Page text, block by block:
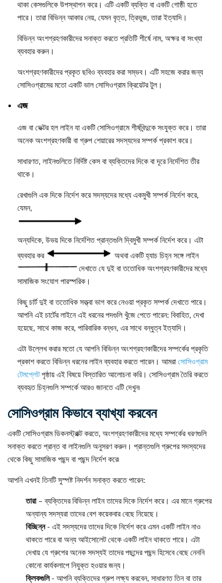
থাকা কেসগুলিকে উপস্থাপন করে। এটি একটি ব্যক্তি বা একটি গোষ্ঠী হতে
পারে। তারা বিভিন্ন আকার নেয়, যেমন বৃত্ত, ত্রিভুজ, তারা ইত্যাদি।
বিভিন্ন অংশগ্রহণকারীদের সনাক্ত করতে প্রতিটি শীর্ষে নাম, অক্ষর বা সংখ্যা
ব্যবহার করুন।
অংশগ্রহণকারীদের প্রকৃত ছবিও ব্যবহার করা সম্ভব। এটি সহজে করার জন্য
সোসিওগ্রামের মতো একটি ভাল সোসিওগ্রাম ক্রিয়েটর টুল।
এজ
এজ বা ভেক্টর হল লাইন যা একটি সোসিওগ্রামে শীর্ষবিন্দুকে সংযুক্ত করে। তারা
অনেক অংশগ্রহণকারী বা গ্রুপ শেয়ারের সদস্যদের সম্পর্ক প্রকাশ করে।
সাধারণত, লাইনগুলিতে নির্দিষ্ট কেস বা ব্যক্তিদের দিকে বা দূরে নির্দেশিত তীর
থাকে।
রেখাগুলি এক দিকে নির্দেশ করে সদস্যদের মধ্যে একমুখী সম্পর্ক নির্দেশ করে,
যেমন,
অন্যদিকে, উভয় দিকে নির্দেশিত প্রান্তগুলি দ্বিমুখী সম্পর্ক নির্দেশ করে। এটা
ব্যবহার কর
অথবা একটি হ্যাচ চিহ্ন সঙ্গে লাইন
দেখাতে যে দুই বা ততোধিক অংশগ্রহণকারীদের মধ্যে
সামাজিক সংযোগ পারস্পরিক।
কিছু ​​চার্ট দুই বা ততোধিক সত্ত্বা ভাগ করে নেওয়া প্রকৃত সম্পর্ক দেখাতে পারে।
আপনি এই চার্টের লাইনে এই ধরনের পদগুলি খুঁজে পেতে পারেন: বিবাহিত, দেখা
হয়েছে, সাথে কাজ করে, পারিবারিক বন্ধন, এর সাথে বন্ধুত্ব ইত্যাদি।
এটা উল্লেখ করার মতো যে আপনি বিভিন্ন অংশগ্রহণকারীদের সম্পর্কের প্রকৃতি
প্রকাশ করতে বিভিন্ন ধরনের লাইন ব্যবহার করতে পারেন। আমরা সোসিওগ্রাম
টেমপ্লেটপৃষ্ঠায় এই বিষয়ে বিস্তারিত আলোচনা করি। সোসিওগ্রাম তৈরি করতে
ব্যবহৃত চিহ্নগুলি সম্পর্কে আরও জানতে এটি দেখুন৷
সোসিওগ্রাম কিভাবে ব্যাখ্যা করবেন
একটি সোসিওগ্রাম ডিকনস্ট্রাক্ট করতে, অংশগ্রহণকারীদের মধ্যে সম্পর্কের ধরণগুলি
সনাক্ত করতে প্রান্ত বা লাইনগুলি অনুসরণ করুন। প্রান্তগুলি গ্রুপের সদস্যদের
থেকে কিছু সামাজিক পছন্দ বা পছন্দ নির্দেশ করে৷
আপনি এখনই তিনটি সুস্পষ্ট নিদর্শন সনাক্ত করতে পারেন:
তারা– ব্যক্তিদের বিভিন্ন লাইন তাদের দিকে নির্দেশ করে। এর মানে গ্রুপের
অন্যান্য সদস্যরা তাদের বেশ কয়েকবার বেছে নিয়েছে।
বিচ্ছিন্ন- এই সদস্যদের তাদের দিকে নির্দেশ করে এমন একটি লাইন নাও
থাকতে পারে বা অন্য আইসোলেট থেকে একটি লাইন থাকতে পারে। এটা
দেখায় যে গ্রুপের অনেক সদস্যই তাদের পছন্দের পছন্দ হিসেবে বেছে নেননি
কোনো কার্যকলাপে নিযুক্ত হওয়ার জন্য।
ক্লিকগুলি- আপনি ব্যক্তিদের গ্রুপ লক্ষ্য করবেন, সাধারণত তিন বা তার